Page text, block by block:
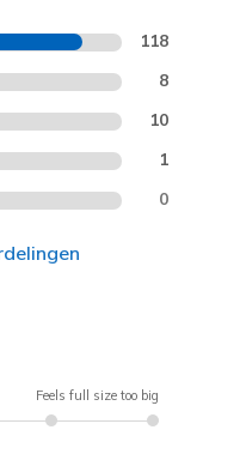
118
8
10
1
0
Feels full size too big